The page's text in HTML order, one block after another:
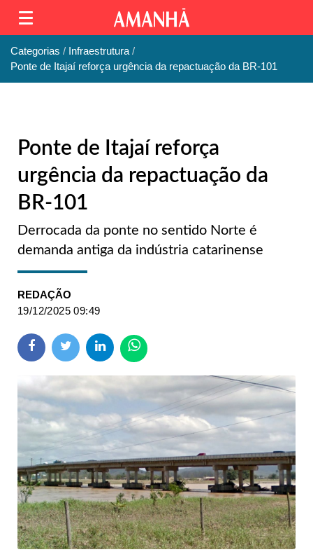
Categorias
Infraestrutura
Ponte de Itajaí reforça urgência da repactuação da BR-101
Ponte de Itajaí reforça
urgência da repactuação da
BR-101
Derrocada da ponte no sentido Norte é
demanda antiga da indústria catarinense
REDAÇÃO
19/12/2025 09:49